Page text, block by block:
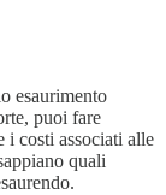
esaurimento
puoi fare
i costi associati alle
quali